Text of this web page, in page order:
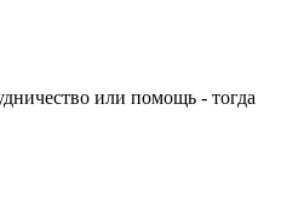
или помощь - тогда